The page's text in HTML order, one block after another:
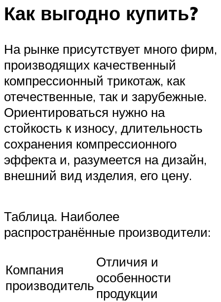
Как выгодно купить?
На рынке присутствует много фирм,
производящих качественный
компрессионный трикотаж, как
отечественные, так и зарубежные.
Ориентироваться нужно на
стойкость к износу, длительность
сохранения компрессионного
эффекта и, разумеется на дизайн,
внешний вид изделия, его цену.
Таблица. Наиболее
распространённые производители:
Компания
производитель
Отличия и
особенности
продукции